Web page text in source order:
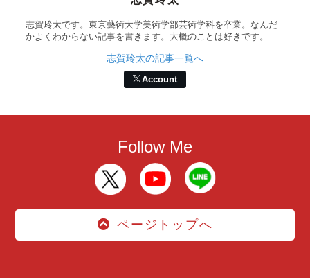
志賀玲太です。東京藝術大学美術学部芸術学科を卒業。なんだ
かよくわからない記事を書きます。大概のことは好きです。
志賀玲太の記事一覧へ
Account
Follow Me
ページトップへ